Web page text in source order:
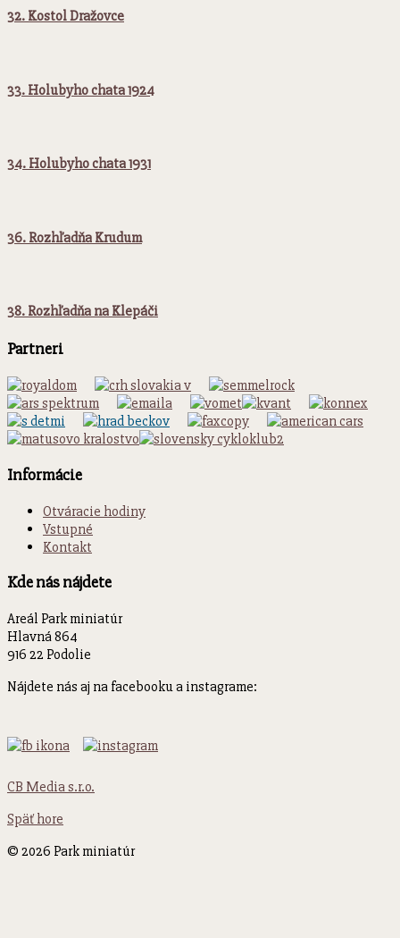
32. Kostol Dražovce
33. Holubyho chata 1924
34. Holubyho chata 1931
36. Rozhľadňa Krudum
38. Rozhľadňa na Klepáči
Partneri
Informácie
Otváracie hodiny
Vstupné
Kontakt
Kde nás nájdete
Areál Park miniatúr
Hlavná 864
916 22 Podolie
Nájdete nás aj na facebooku a instagrame:
CB Media s.r.o.
Späť hore
© 2026 Park miniatúr